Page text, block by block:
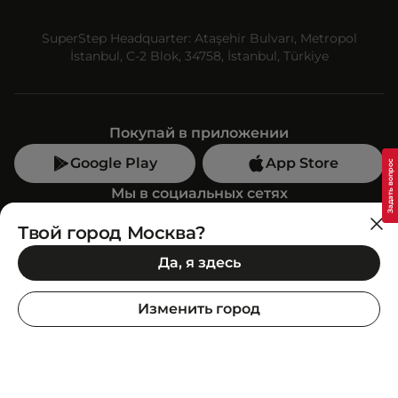
SuperStep Headquarter: Ataşehir Bulvarı, Metropol
İstanbul, C-2 Blok, 34758, İstanbul, Türkiye
Покупай в приложении
Google Play
App Store
Мы в социальных сетях
Позвони нам
+7 (499) 350-55-33
C 10:00 до 19:00
SuperStep-бот
Твой город Москва?
Да, я здесь
Изменить город